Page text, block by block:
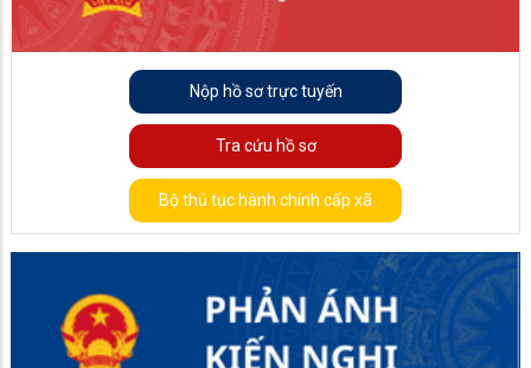
Nộp hồ sơ trực tuyến
Tra cứu hồ sơ
Bộ thủ tục hành chính cấp xã